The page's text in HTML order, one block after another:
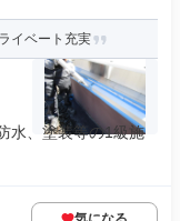
イベート充実
水、塗装等の1級施